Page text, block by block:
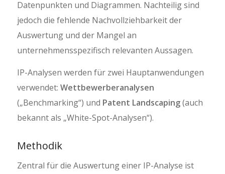
Datenpunkten und Diagrammen. Nachteilig sind
jedoch die fehlende Nachvollziehbarkeit der
Auswertung und der Mangel an
unternehmensspezifisch relevanten Aussagen.
IP-Analysen werden für zwei Hauptanwendungen
verwendet: Wettbewerberanalysen
(„Benchmarking“) und Patent Landscaping(auch
bekannt als „White-Spot-Analysen“).
Methodik
Zentral für die Auswertung einer IP-Analyse ist